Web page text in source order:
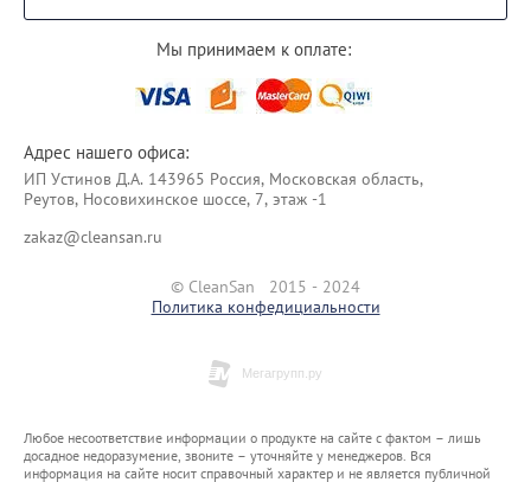
Мы принимаем к оплате:
Адрес нашего офиса:
ИП Уcтинoв Д.А. 143965 Россия, Московская область,
Реутов, Носовихинское шоссе, 7, этаж -1
zakaz@cleansan.ru
© CleanSan 2015 - 2024
Политика конфедициальности
Любое несоответствие информации о продукте на сайте с фактом – лишь
досадное недоразумение, звоните – уточняйте у менеджеров. Вся
информация на сайте носит справочный характер и не является публичной